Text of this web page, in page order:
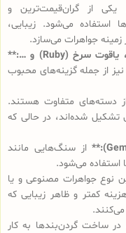
یکی از گران‌قیمت‌ترین و
استفاده می‌شود. زیبایی،
زمینه جواهرات می‌سازد.
از جمله گزینه‌های محبوب
دسته‌های متفاوت هستند.
تشکیل شده‌اند، در حالی که
از سنگ‌هایی مانند
استفاده می‌شود.
نوع جواهرات مصنوعی و یا
کمتر و ظاهر زیبایی که
می‌کنند.
در ساخت گردن‌بندها به کار